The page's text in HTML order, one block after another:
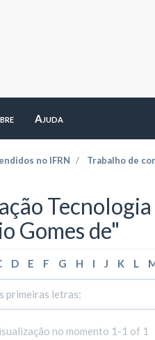
Ajuda
no IFRN Trabalho de
Gomes de"
D E F G H I J K L
no momento 1-1 of 1